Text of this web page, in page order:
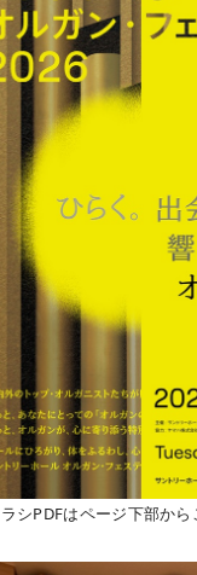
シPDFはページ下部から